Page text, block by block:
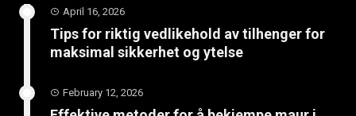
April 16, 2026
Tips for riktig vedlikehold av tilhenger for
maksimal sikkerhet og ytelse
February 12, 2026